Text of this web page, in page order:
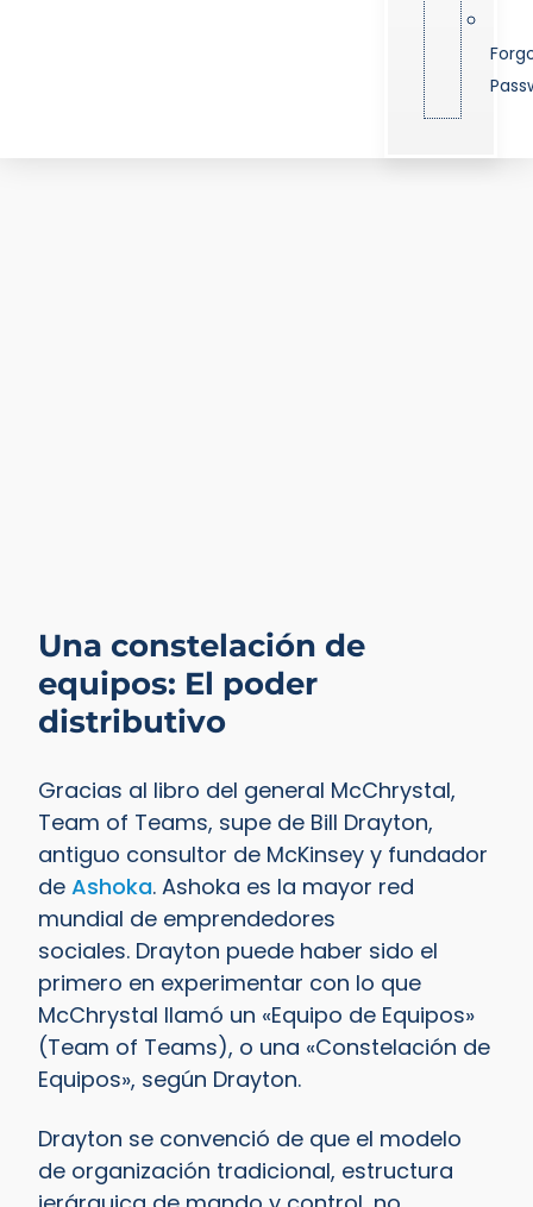
Una constelación de
equipos: El poder
distributivo
Gracias al libro del general McChrystal,
Team of Teams, supe de Bill Drayton,
antiguo consultor de McKinsey y fundador
deAshoka. Ashoka es la mayor red
mundial de emprendedores
sociales. Drayton puede haber sido el
primero en experimentar con lo que
McChrystal llamó un «Equipo de Equipos»
(Team of Teams), o una «Constelación de
Equipos», según Drayton.
Drayton se convenció de que el modelo
de organización tradicional, estructura